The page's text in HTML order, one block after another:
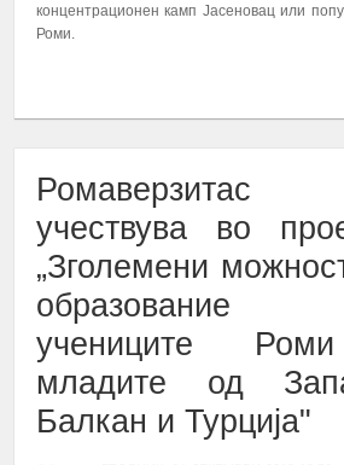
концентрационен камп Јасеновац или
Роми.
учествува во
„Зголемени
учениците
младите од
Балкан и Турција"